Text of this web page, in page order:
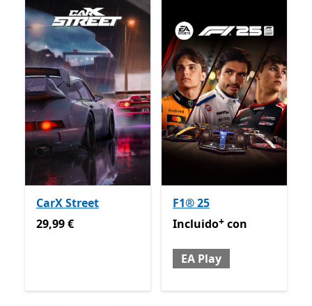
CarX Street
29,99 €
29,99 €
F1® 25
Incluido con EA Play
Incluido+ con
EA Play